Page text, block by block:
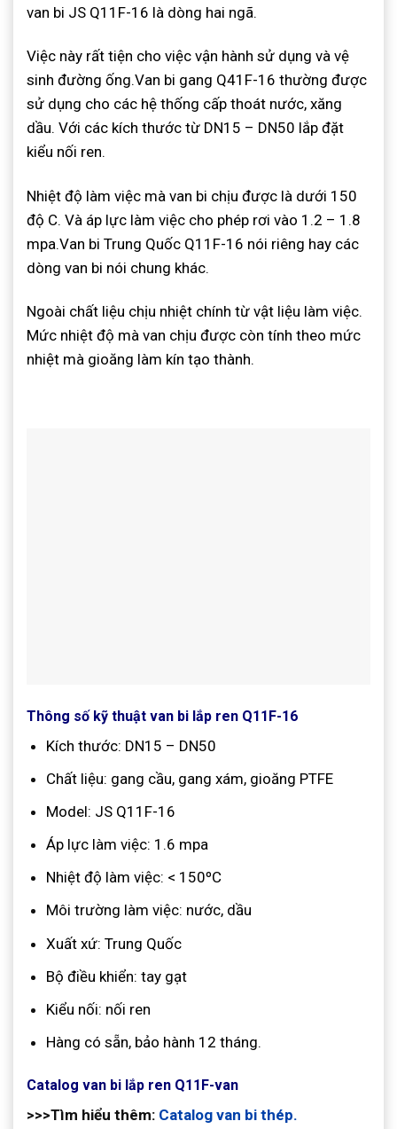
van bi JS Q11F-16 là dòng hai ngã.
Việc này rất tiện cho việc vận hành sử dụng và vệ
sinh đường ống.Van bi gang Q41F-16 thường được
sử dụng cho các hệ thống cấp thoát nước, xăng
dầu. Với các kích thước từ DN15 – DN50 lắp đặt
kiểu nối ren.
Nhiệt độ làm việc mà van bi chịu được là dưới 150
độ C. Và áp lực làm việc cho phép rơi vào 1.2 – 1.8
mpa.Van bi Trung Quốc Q11F-16 nói riêng hay các
dòng van bi nói chung khác.
Ngoài chất liệu chịu nhiệt chính từ vật liệu làm việc.
Mức nhiệt độ mà van chịu được còn tính theo mức
nhiệt mà gioăng làm kín tạo thành.
Thông số kỹ thuật van bi lắp ren Q11F-16
Kích thước: DN15 – DN50
Chất liệu: gang cầu, gang xám, gioăng PTFE
Model: JS Q11F-16
Áp lực làm việc: 1.6 mpa
Nhiệt độ làm việc: < 150ºC
Môi trường làm việc: nước, dầu
Xuất xứ: Trung Quốc
Bộ điều khiển: tay gạt
Kiểu nối: nối ren
Hàng có sẵn, bảo hành 12 tháng.
Catalog van bi lắp ren Q11F-van
>>>Tìm hiểu thêm: Catalog van bi thép.